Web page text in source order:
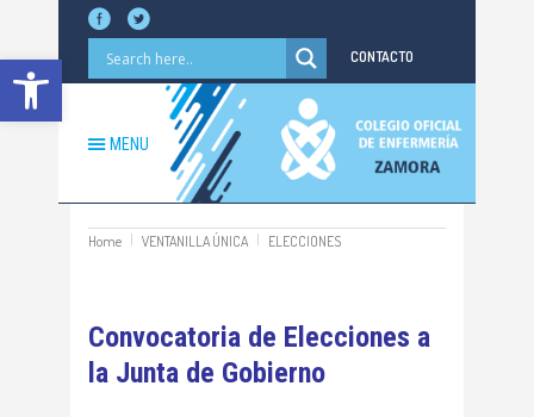
Abrir barra de herramientas CONTACTO
MENU
Home VENTANILLA ÚNICA ELECCIONES
Convocatoria de Elecciones a
la Junta de Gobierno